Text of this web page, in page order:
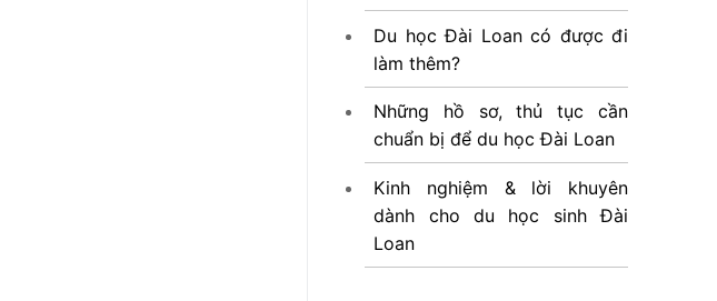
Du học Đài Loan có được đi
làm thêm?
Những hồ sơ, thủ tục cần
chuẩn bị để du học Đài Loan
Kinh nghiệm & lời khuyên
dành cho du học sinh Đài
Loan